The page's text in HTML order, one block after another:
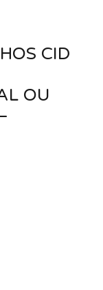
CID
OU